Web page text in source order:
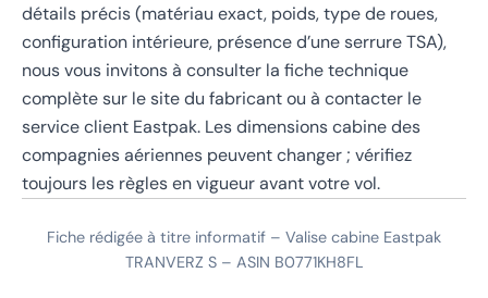
détails précis (matériau exact, poids, type de roues,
configuration intérieure, présence d’une serrure TSA),
nous vous invitons à consulter la fiche technique
complète sur le site du fabricant ou à contacter le
service client Eastpak. Les dimensions cabine des
compagnies aériennes peuvent changer ; vérifiez
toujours les règles en vigueur avant votre vol.
Fiche rédigée à titre informatif – Valise cabine Eastpak
TRANVERZ S – ASIN B0771KH8FL